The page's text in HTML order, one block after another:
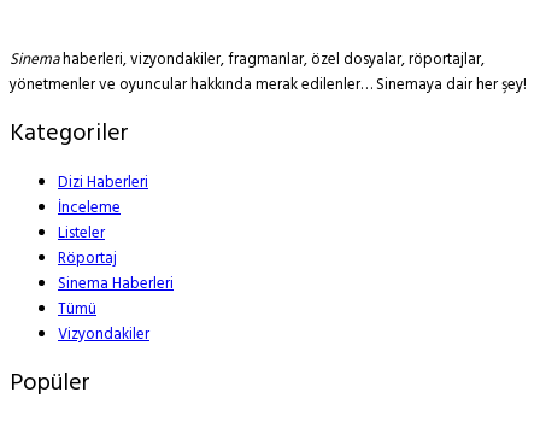
Sinemahaberleri, vizyondakiler, fragmanlar, özel dosyalar, röportajlar,
yönetmenler ve oyuncular hakkında merak edilenler… Sinemaya dair her şey!
Kategoriler
Dizi Haberleri
İnceleme
Listeler
Röportaj
Sinema Haberleri
Tümü
Vizyondakiler
Popüler